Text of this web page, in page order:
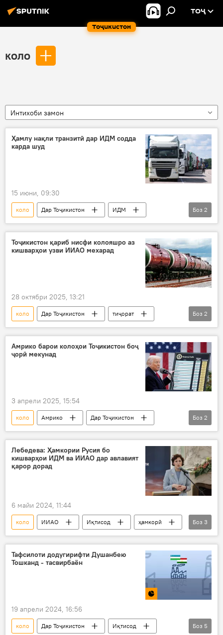
Тоҷикистон
ТОҶ
коло
Интихоби замон
Ҳамлу нақли транзитӣ дар ИДМ содда
карда шуд
15 июни, 09:30
коло Дар Тоҷикистон
ИДМ
боркашонӣ
транзит
Боз 2
Тоҷикистон қариб нисфи колояшро аз
кишварҳои узви ИИАО мехарад
28 октябри 2025, 13:21
коло Дар Тоҷикистон
тиҷорат
ИИАО
ИДМ
Боз 2
Амрико барои колоҳои Тоҷикистон боҷ
ҷорӣ мекунад
3 апрели 2025, 15:54
коло Амрико
Дар Тоҷикистон
Иқтисод
боҷ
Боз 2
Лебедева: Ҳамкории Русия бо
кишварҳои ИДМ ва ИИАО дар авлавият
қарор дорад
6 майи 2024, 11:44
коло ИИАО Иқтисод
ҳамкорӣ
Русия
Палатаи савдо ва саноат
додугирифт
Боз 3
Тафсилоти додугирифти Душанбею
Тошканд - тасвирбаён
19 апрели 2024, 16:56
коло Дар Тоҷикистон
Иқтисод
Боз 5